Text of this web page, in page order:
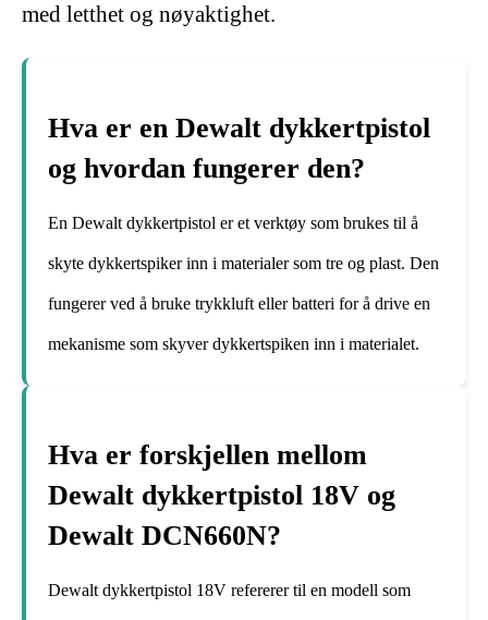
med letthet og nøyaktighet.
Hva er en Dewalt dykkertpistol
og hvordan fungerer den?
En Dewalt dykkertpistol er et verktøy som brukes til å
skyte dykkertspiker inn i materialer som tre og plast. Den
fungerer ved å bruke trykkluft eller batteri for å drive en
mekanisme som skyver dykkertspiken inn i materialet.
Hva er forskjellen mellom
Dewalt dykkertpistol 18V og
Dewalt DCN660N?
Dewalt dykkertpistol 18V refererer til en modell som